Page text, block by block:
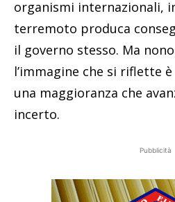
organismi internazionali,
terremoto produca
il governo stesso. Ma
l’immagine che si riflette
una maggioranza che
incerto.
Pubblicità